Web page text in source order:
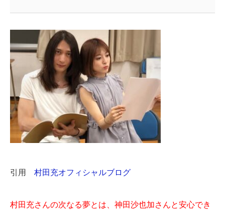
引用 村田充オフィシャルブログ
村田充さんの次なる夢とは、神田沙也加さんと安心でき